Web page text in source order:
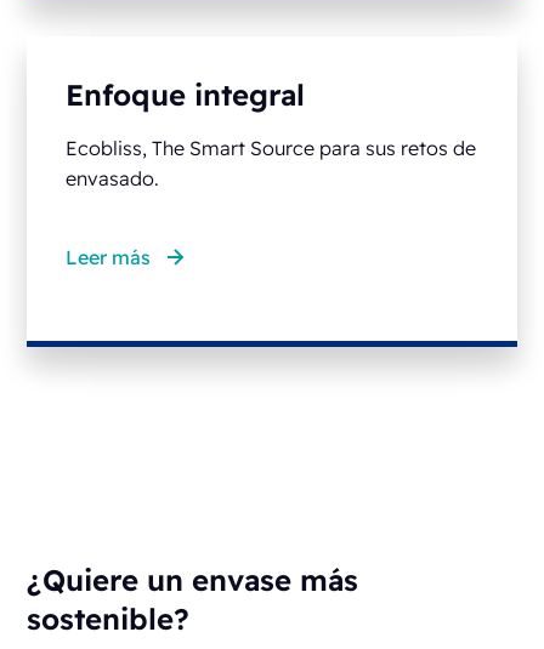
Enfoque integral
Ecobliss, The Smart Source para sus retos de
envasado.
Leer más
¿Quiere un envase más
sostenible?